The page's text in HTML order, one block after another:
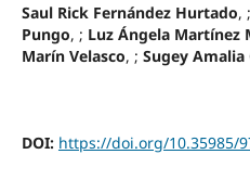
Saul Rick Fernández Hurtado, ;
Pungo, ; Luz Ángela Martínez
Marín Velasco, ; Sugey Amalia
DOI: https://doi.org/10.35985/